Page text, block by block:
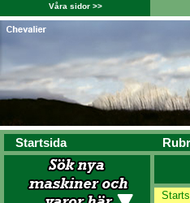
Våra sidor >>
Startsida